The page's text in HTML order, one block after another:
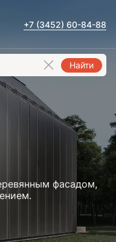
+7 (3452) 60-84-88
Найти
фасадом,